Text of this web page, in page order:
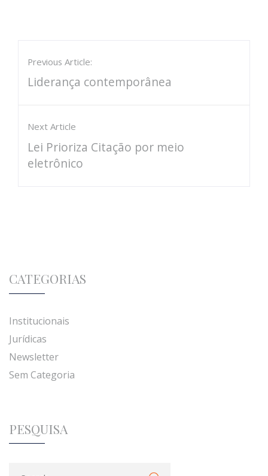
Previous Article:
Liderança contemporânea
Next Article
Lei Prioriza Citação por meio
eletrônico
CATEGORIAS
Institucionais
Jurídicas
Newsletter
Sem Categoria
PESQUISA